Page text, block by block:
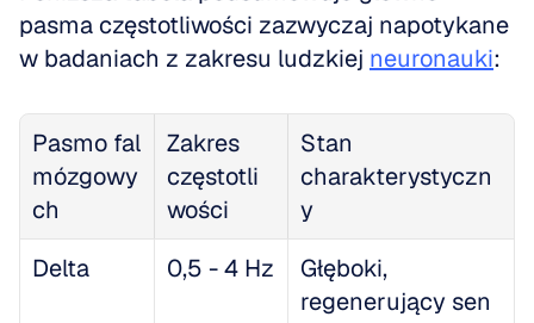
pasma częstotliwości zazwyczaj napotykane
w badaniach z zakresu ludzkiej neuronauki:
Pasmo fal
mózgowy
ch
Zakres
częstotli
wości
Stan
charakterystyczn
y
Delta
0,5 - 4 Hz
Głęboki,
regenerujący sen